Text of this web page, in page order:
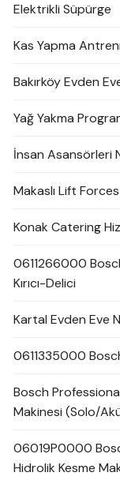
Elektrikli Süpürge
Kas Yapma
Bakırköy Evden
Yağ Yakma
İnsan Asansörleri
Makaslı Lift
Konak Catering
0611266000
Kırıcı-Delici
Kartal Evden Eve
0611335000
Bosch
Makinesi (Solo/
06019P0000
Hidrolik Kesme